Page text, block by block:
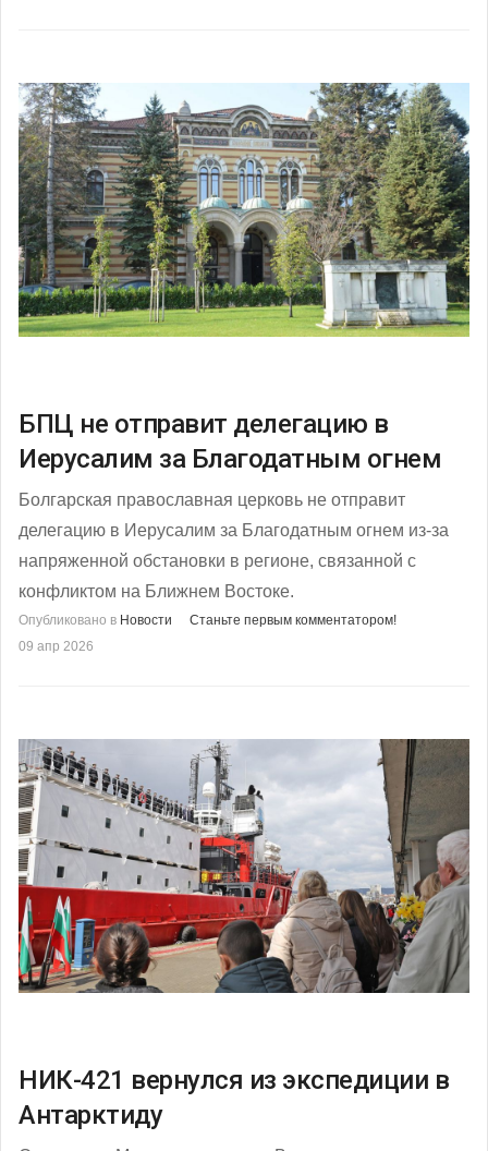
БПЦ не отправит делегацию в
Иерусалим за Благодатным огнем
Болгарская православная церковь не отправит
делегацию в Иерусалим за Благодатным огнем из-за
напряженной обстановки в регионе, связанной с
конфликтом на Ближнем Востоке.
Опубликовано в Новости
Станьте первым комментатором!
09 апр 2026
НИК-421 вернулся из экспедиции в
Антарктиду